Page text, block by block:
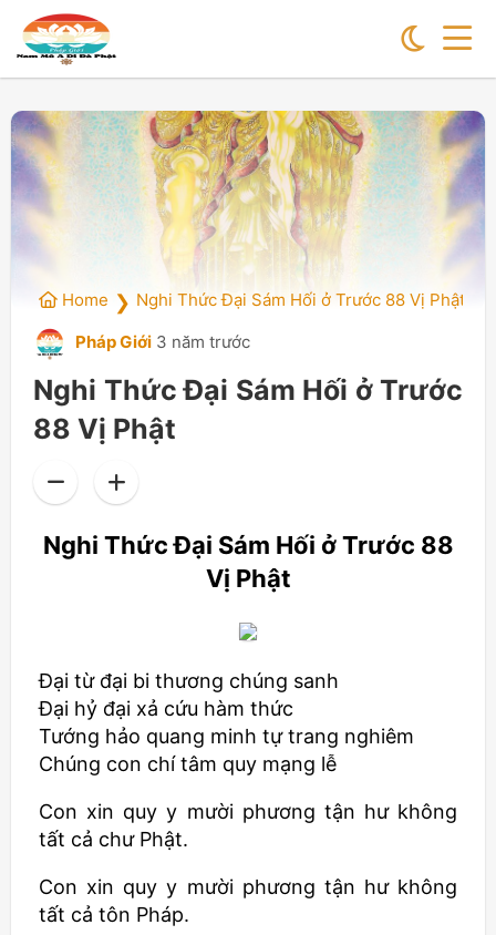
Home ❯ Nghi Thức Đại Sám Hối ở Trước 88 Vị Phật
Pháp Giới 3 năm trước
Nghi Thức Đại Sám Hối ở Trước
88 Vị Phật
Nghi Thức Đại Sám Hối ở Trước 88
Vị Phật
Đại từ đại bi thương chúng sanh
Đại hỷ đại xả cứu hàm thức
Tướng hảo quang minh tự trang nghiêm
Chúng con chí tâm quy mạng lễ
Con xin quy y mười phương tận hư không
tất cả chư Phật.
Con xin quy y mười phương tận hư không
tất cả tôn Pháp.